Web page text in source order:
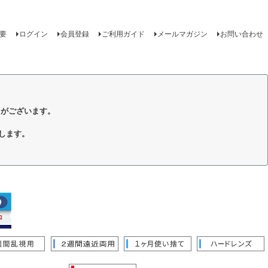
ログイン 会員登録 ご利用ガイド メールマガジン お問い合わせ
ございます。
ます。